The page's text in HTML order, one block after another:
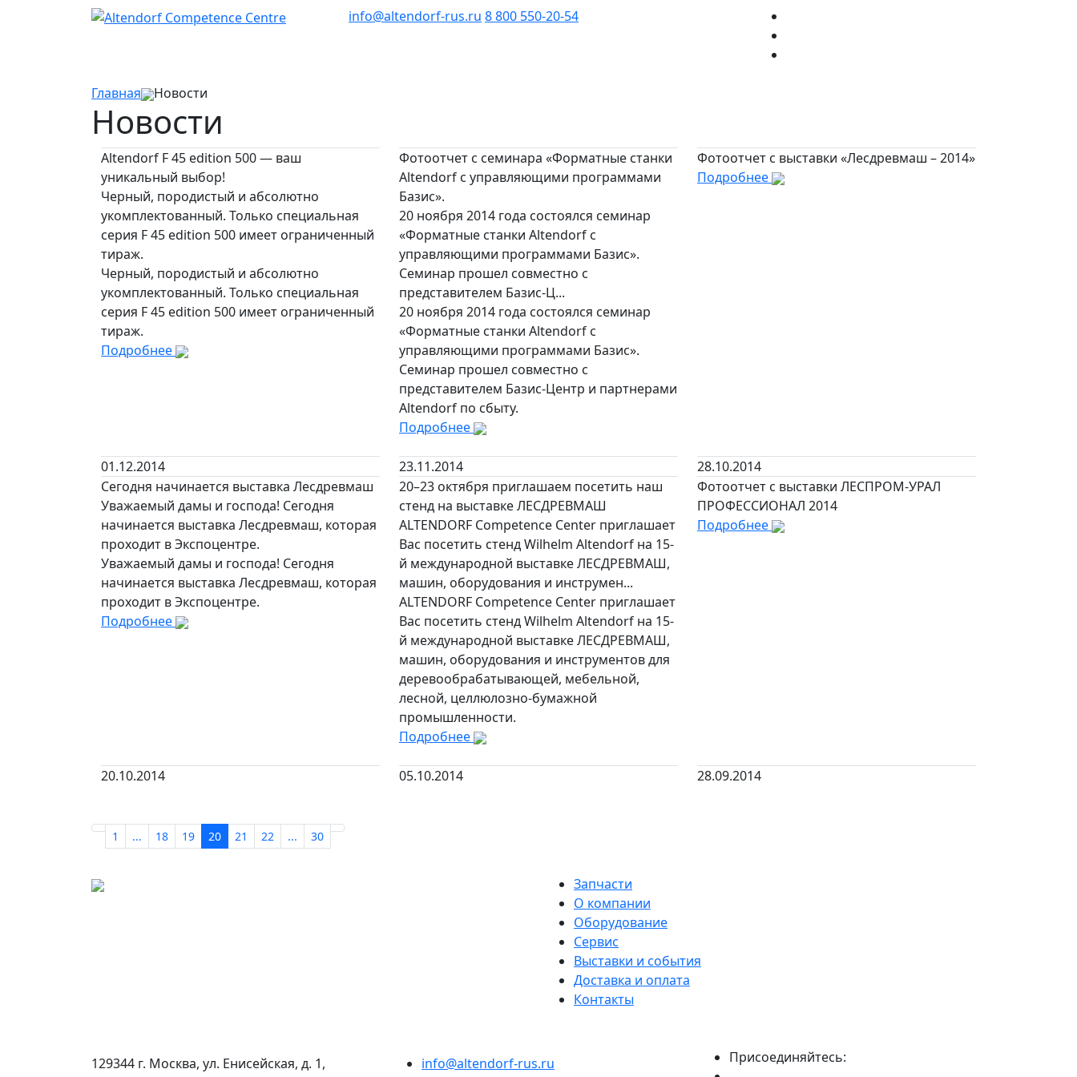
info@altendorf-rus.ru 8 800 550-20-54
Главная Новости
Новости
Altendorf F 45 edition 500 — ваш
уникальный выбор!
Черный, породистый и абсолютно
укомплектованный. Только специальная
серия F 45 edition 500 имеет ограниченный
тираж.
Черный, породистый и абсолютно
укомплектованный. Только специальная
серия F 45 edition 500 имеет ограниченный
тираж.
Подробнее
01.12.2014
Фотоотчет с семинара «Форматные станки
Altendorf с управляющими программами
Базис».
20 ноября 2014 года состоялся семинар
«Форматные станки Altendorf с
управляющими программами Базис».
Семинар прошел совместно с
представителем Базис-Ц...
20 ноября 2014 года состоялся семинар
«Форматные станки Altendorf с
управляющими программами Базис».
Семинар прошел совместно с
представителем Базис-Центр и партнерами
Altendorf по сбыту.
Подробнее
23.11.2014
Фотоотчет с выставки «Лесдревмаш – 2014»
Подробнее
28.10.2014
Сегодня начинается выставка Лесдревмаш
Уважаемый дамы и господа! Сегодня
начинается выставка Лесдревмаш, которая
проходит в Экспоцентре.
Уважаемый дамы и господа! Сегодня
начинается выставка Лесдревмаш, которая
проходит в Экспоцентре.
Подробнее
20.10.2014
20–23 октября приглашаем посетить наш
стенд на выставке ЛЕСДРЕВМАШ
ALTENDORF Competence Center приглашает
Вас посетить стенд Wilhelm Altendorf на 15-
й международной выставке ЛЕСДРЕВМАШ,
машин, оборудования и инструмен...
ALTENDORF Competence Center приглашает
Вас посетить стенд Wilhelm Altendorf на 15-
й международной выставке ЛЕСДРЕВМАШ,
машин, оборудования и инструментов для
деревообрабатывающей, мебельной,
лесной, целлюлозно-бумажной
промышленности.
Подробнее
05.10.2014
Фотоотчет с выставки ЛЕСПРОМ-УРАЛ
ПРОФЕССИОНАЛ 2014
Подробнее
28.09.2014
1 ... 18 19 20 21 22 ... 30
Запчасти
О компании
Оборудование
Сервис
Выставки и события
Доставка и оплата
Контакты
129344 г. Москва, ул. Енисейская, д. 1,
info@altendorf-rus.ru
Присоединяйтесь: